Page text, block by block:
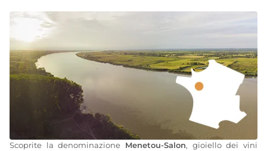
Scoprite la denominazione Menetou-Salon, gioiello dei vini